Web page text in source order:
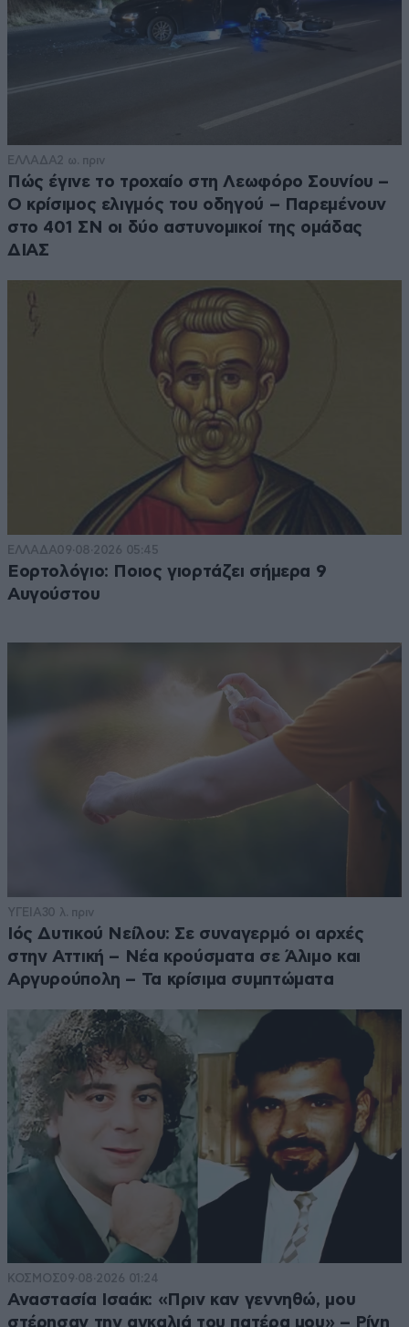
ΕΛΛΑΔΑ2 ω. πριν
Πώς έγινε το τροχαίο στη Λεωφόρο Σουνίου –
Ο κρίσιμος ελιγμός του οδηγού – Παρεμένουν
στο 401 ΣΝ οι δύο αστυνομικοί της ομάδας
ΔΙΑΣ
ΕΛΛΑΔΑ09·08·2026 05:45
Εορτολόγιο: Ποιος γιορτάζει σήμερα 9
Αυγούστου
ΥΓΕΙΑ30 λ. πριν
Ιός Δυτικού Νείλου: Σε συναγερμό οι αρχές
στην Αττική – Νέα κρούσματα σε Άλιμο και
Αργυρούπολη – Τα κρίσιμα συμπτώματα
ΚΟΣΜΟΣ09·08·2026 01:24
Αναστασία Ισαάκ: «Πριν καν γεννηθώ, μου
στέρησαν την αγκαλιά του πατέρα μου» – Ρίγη